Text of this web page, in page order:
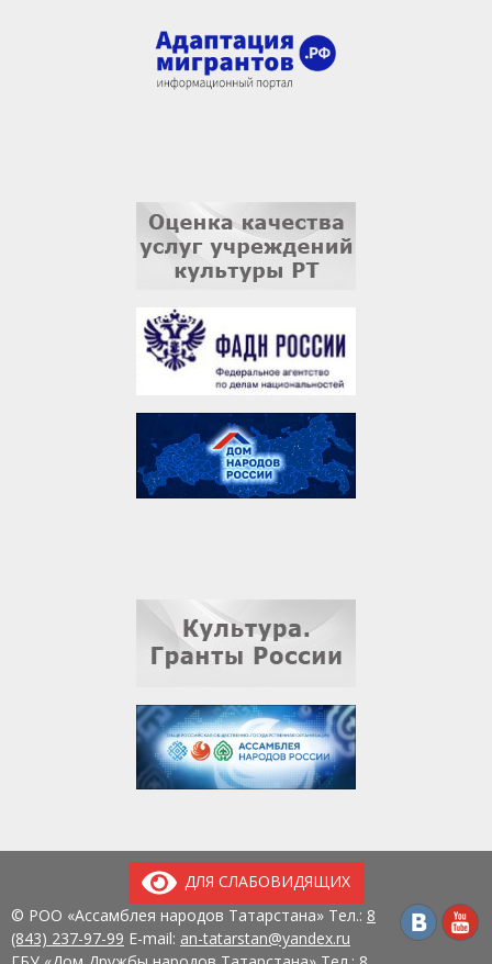
ДЛЯ СЛАБОВИДЯЩИХ
© РОО «Ассамблея народов Татарстана» Тел.: 8
(843) 237-97-99 E-mail: an-tatarstan@yandex.ru